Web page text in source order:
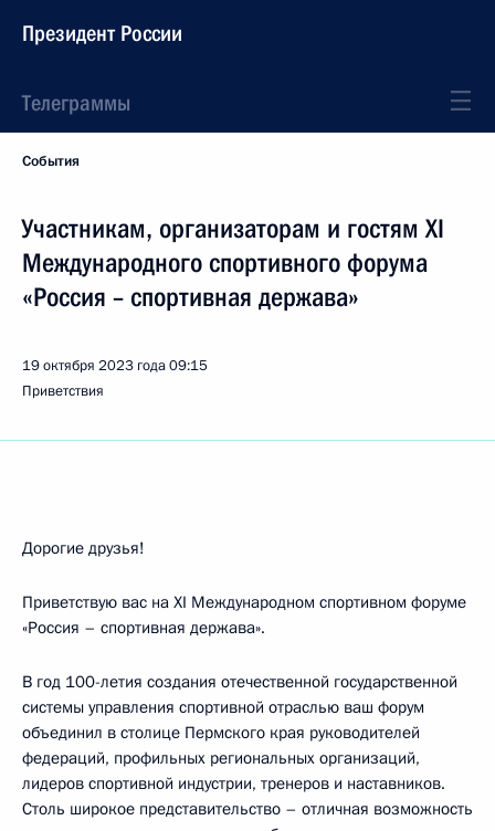
Президент России
Телеграммы
События
Участникам, организаторам и гостям XI
Международного спортивного форума
«Россия – спортивная держава»
19 октября 2023 года09:15
Приветствия
Дорогие друзья!
Приветствую вас на XI Международном спортивном форуме
«Россия – спортивная держава».
В год 100-летия создания отечественной государственной
системы управления спортивной отраслью ваш форум
объединил в столице Пермского края руководителей
федераций, профильных региональных организаций,
лидеров спортивной индустрии, тренеров и наставников.
Столь широкое представительство – отличная возможность